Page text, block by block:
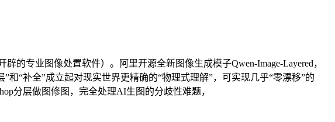
的专业图像处置软件）。阿里开源全新图像生成模子Qwen-Image-Layered，
“补全”成立起对现实世界更精确的“物理式理解”，可实现几乎“零漂移”的
分层做图修图，完全处理AI生图的分歧性难题，